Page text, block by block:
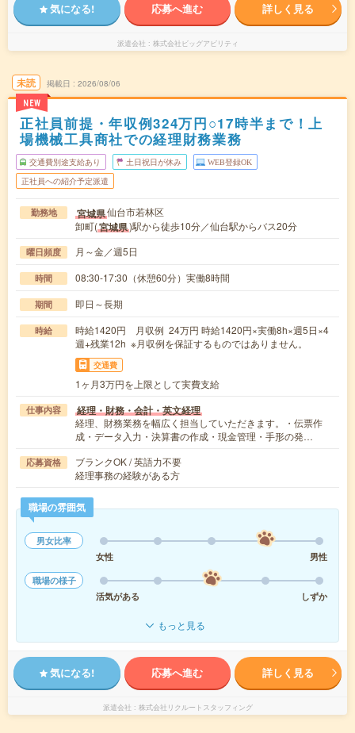
気になる! 応募へ進む 詳しく見る
派遣会社 株式会社ビッグアビリティ
未読
NEW
掲載日 2026/08/06
正社員前提・年収例324万円○17時半まで！上
場機械工具商社での経理財務業務
交通費別途支給あり 土日祝日が休み WEB登録OK
正社員への紹介予定派遣
勤務地 宮城県仙台市若林区
卸町(宮城県)駅から徒歩10分／仙台駅からバス20分
曜日頻度 月～金／週5日
時間 08:30-17:30（休憩60分）実働8時間
期間 即日～長期
時給
時給1420円 月収例 24万円 時給1420円×実働8h×週5日×4
週+残業12h ※月収例を保証するものではありません。
交通費
1ヶ月3万円を上限として実費支給
仕事内容 経理・財務・会計・英文経理
経理、財務業務を幅広く担当していただきます。・伝票作
成・データ入力・決算書の作成・現金管理・手形の発…
応募資格
ブランクOK / 英語力不要
経理事務の経験がある方
職場の雰囲気
男女比率
女性
男性
職場の様子
活気がある
しずか
もっと見る
気になる! 応募へ進む 詳しく見る
派遣会社 株式会社リクルートスタッフィング